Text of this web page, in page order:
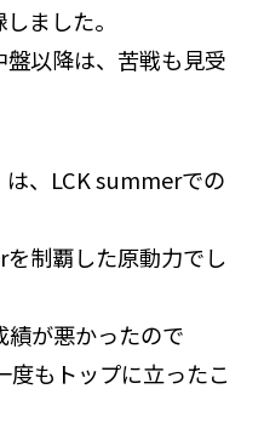
ました。
以降は、苦戦も見受
、LCK summerでの
制覇した原動力でし
績が悪かったので
度もトップに立ったこ